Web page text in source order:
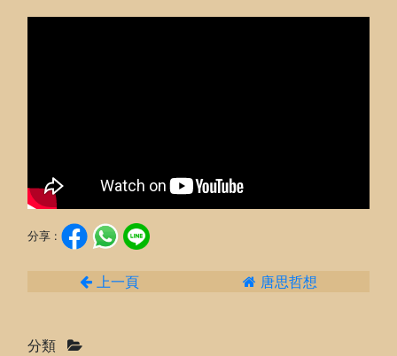
分享 :
上一頁 唐思哲想
分類